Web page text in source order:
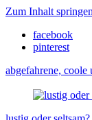
Zum Inhalt springen
facebook
pinterest
abgefahrene, coole